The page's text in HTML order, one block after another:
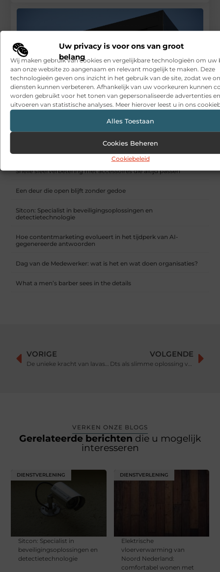
Uw privacy is voor ons van groot
belang
Wij maken gebruik van cookies en vergelijkbare technologieën om uw
aan onze website zo aangenaam en relevant mogelijk te maken. Deze
technologieën geven ons inzicht in het gebruik van de site, zodat we
diensten kunnen verbeteren. Afhankelijk van uw voorkeuren kunnen
worden gebruikt voor het tonen van gepersonaliseerde advertenties
uitvoeren van statistische analyses. Meer hierover leest u in ons
Alles Toestaan
Cookies Beheren
Cookiebeleid
Veiligheid op de boerderij
RECENTE BERICHTEN
Snelle sfeerverbetering met accessoires die altijd passen
Een deur die open blijft zonder gedoe
Sitcon: Specialist in beveiligingsoplossingen en
detectietechnologie
Hoe contentmarketing evolueert in het tijdperk van AI-
gegenereerde antwoorden
Dag van de Medewerker: wat is het en wat doen organisaties?
What a men’s barber sees in the details
VORIGE
De unieke kracht van lavasteen gietvloeren in jouw interieur
VOLGENDE
Dts als slimme oplossing voor jouw onderneming
VERKEN ONZE BLOGS
Gerelateerde berichten die u mogelijk
interesseren
DIENSTVERLENING
Sitcon: Specialist in
beveiligingsoplossingen en
detectietechnologie
DIENSTVERLENING
Elektrische
vloerverwarming van
Noord Nederland:
comfortabel wonen met